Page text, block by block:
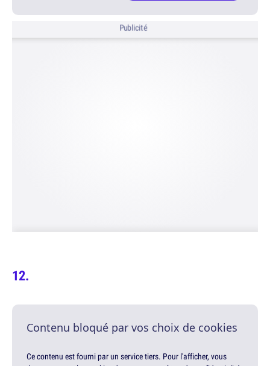
Publicité
Contenu bloqué par vos choix de cookies
Ce contenu est fourni par un service tiers. Pour l'afficher, vous